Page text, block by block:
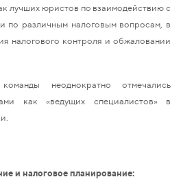
лучших юристов по взаимодействию с
по различным налоговым вопросам, в
налогового контроля и обжаловании
неоднократно отмечались
как «ведущих специалистов» в
и налоговое планирование: